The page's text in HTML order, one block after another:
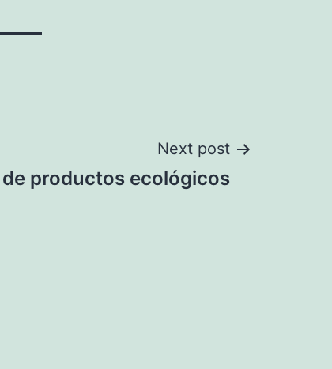
Next post
productos ecológicos